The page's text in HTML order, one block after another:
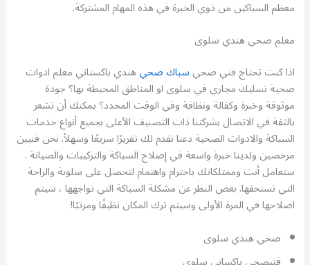
معظم السباكين من ذوي الخبرة في هذه المهام المشتركة.
معلم صحي هندي سلوى
اذا كنت تحتاج فني صحيسباك صحيهندي باكستاني معلم ادوات
صحية تسليك مجاري في سلوى او المناطق المحيطة بها؟ جودة
موثوقة وخبرة وكفالة ونظافة وفي الوقت المحدد؟ يمكنك أن تشعر
بالثقة في الاتصال بشركتنا ذات التصنيف الأعلى بجميع أنواع خدمات
السباكة والادوات الصحية دعنا نقدم لك تقريرًا سريعًا وسهلاً. نحن فنيين
مرخصين ولدينا خبرة واسعة في إصلاح السباكة والتركيبات والصيانة .
ستعامل أنت وممتلكاتك باحترام واهتمام لتحصل على سلوىة والراحة
التي تستحقها. بغض النظر عن مشكلة السباكة التي تواجهها ، سيتم
اصلاحها في المرة الأولى وسيتم ترك المكان نظيفًا ومرتبًا!
صحي هندي سلوى